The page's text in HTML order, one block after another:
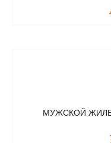
МУЖСКОЙ ЖИЛЕТ